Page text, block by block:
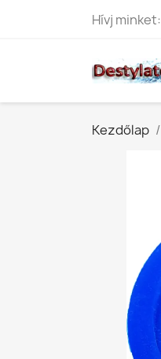
Hívj minket:
Kezdőlap